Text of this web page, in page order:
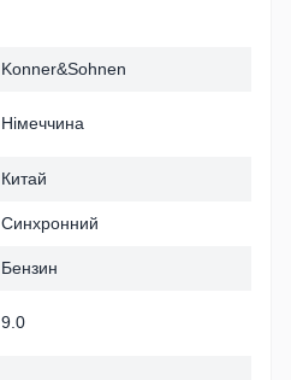
Konner&Sohnen
Німеччина
Китай
Синхронний
Бензин
9.0